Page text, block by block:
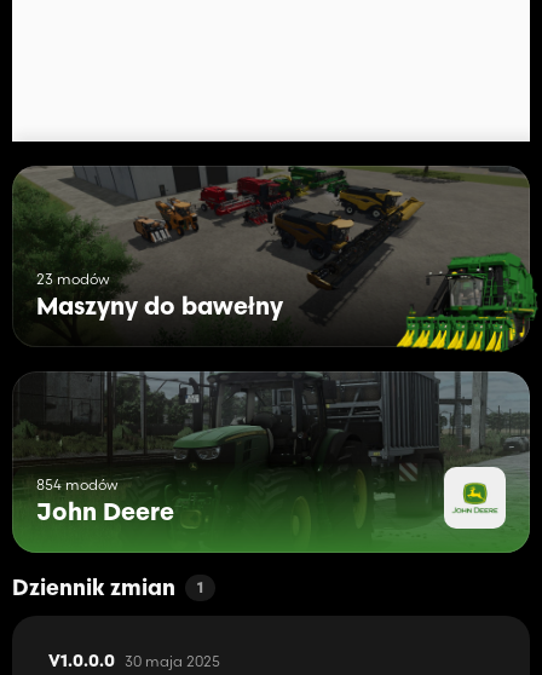
23 modów
Maszyny do bawełny
854 modów
John Deere
Dziennik zmian 1
V1.0.0.0 30 maja 2025